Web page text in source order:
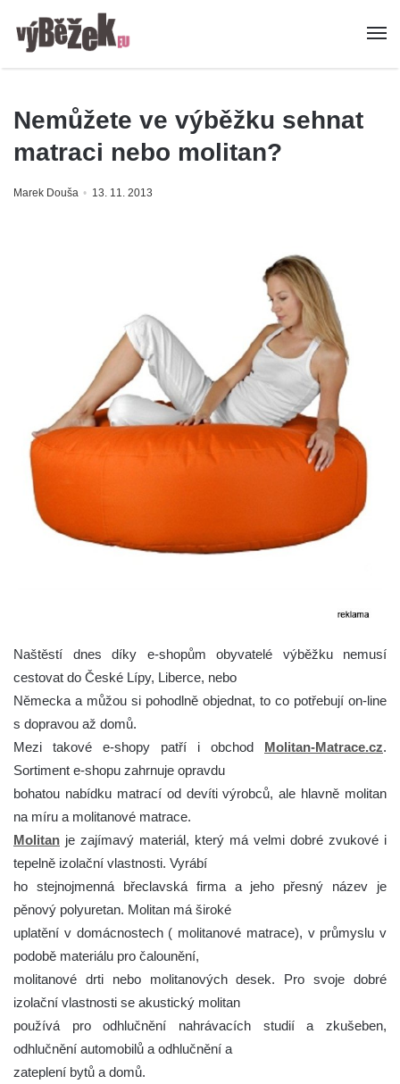
Nemůžete ve výběžku sehnat
matraci nebo molitan?
Marek Douša 13. 11. 2013
Naštěstí dnes díky e-shopům obyvatelé výběžku nemusí
cestovat do České Lípy, Liberce, nebo
Německa a můžou si pohodlně objednat, to co potřebují on-line
s dopravou až domů.
Mezi takové e-shopy patří i obchod Molitan-Matrace.cz.
Sortiment e-shopu zahrnuje opravdu
bohatou nabídku matrací od devíti výrobců, ale hlavně molitan
na míru a molitanové matrace.
Molitan je zajímavý materiál, který má velmi dobré zvukové i
tepelně izolační vlastnosti. Vyrábí
ho stejnojmenná břeclavská firma a jeho přesný název je
pěnový polyuretan. Molitan má široké
uplatění v domácnostech ( molitanové matrace), v průmyslu v
podobě materiálu pro čalounění,
molitanové drti nebo molitanových desek. Pro svoje dobré
izolační vlastnosti se akustický molitan
používá pro odhlučnění nahrávacích studií a zkušeben,
odhlučnění automobilů a odhlučnění a
zateplení bytů a domů.